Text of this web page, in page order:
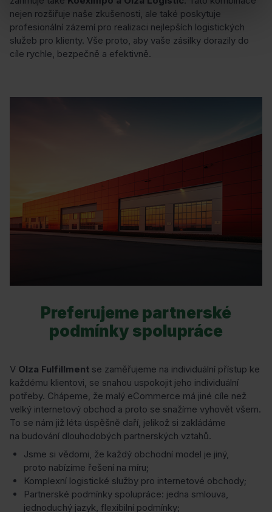
nejen rozšiřuje naše zkušenosti, ale také poskytuje
profesionální zázemí pro realizaci nejlepších logistických
služeb pro klienty. Vše proto, aby vaše zásilky dorazily do
cíle rychle, bezpečně a efektivně.
Preferujeme partnerské
podmínky spolupráce
V Olza Fulfillment se zaměřujeme na individuální přístup ke
každému klientovi, se snahou uspokojit jeho individuální
potřeby. Chápeme, že malý eCommerce má jiné cíle než
velký internetový obchod a proto se snažíme vyhovět všem.
To se nám již léta úspěšně daří, jelikož si zakládáme
na budování dlouhodobých partnerských vztahů.
Jsme si vědomi, že každý obchodní model je jiný,
proto nabízíme řešení na míru;
Komplexní logistické služby pro internetové obchody;
Partnerské podmínky spolupráce: jedna smlouva,
jednoduchý jazyk, flexibilní podmínky;